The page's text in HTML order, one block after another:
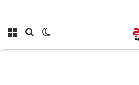
النفط يعقّد مسار الفدرالي
بحث الوضع